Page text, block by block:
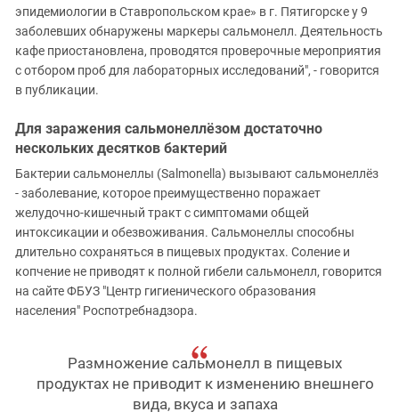
эпидемиологии в Ставропольском крае» в г. Пятигорске у 9
заболевших обнаружены маркеры сальмонелл. Деятельность
кафе приостановлена, проводятся проверочные мероприятия
с отбором проб для лабораторных исследований", - говорится
в публикации.
Для заражения сальмонеллёзом достаточно
нескольких десятков бактерий
Бактерии сальмонеллы (Salmonella) вызывают сальмонеллёз
- заболевание, которое преимущественно поражает
желудочно-кишечный тракт с симптомами общей
интоксикации и обезвоживания. Сальмонеллы способны
длительно сохраняться в пищевых продуктах. Соление и
копчение не приводят к полной гибели сальмонелл, говорится
на сайте ФБУЗ "Центр гигиенического образования
населения" Роспотребнадзора.
Размножение сальмонелл в пищевых
продуктах не приводит к изменению внешнего
вида, вкуса и запаха